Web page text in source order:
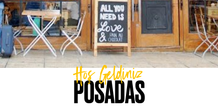
POSADAS
Hoş Geldiniz